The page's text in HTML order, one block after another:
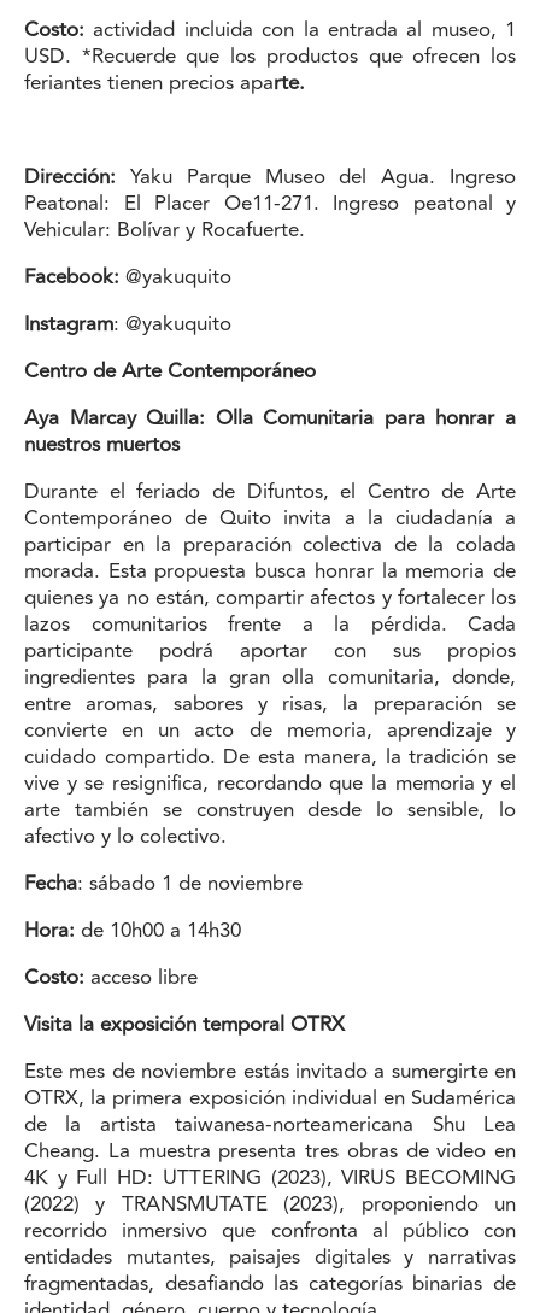
Costo:actividad incluida con la entrada al museo, 1
USD. *Recuerde que los productos que ofrecen los
feriantes tienen precios aparte.
Dirección: Yaku Parque Museo del Agua. Ingreso
Peatonal: El Placer Oe11-271. Ingreso peatonal y
Vehicular: Bolívar y Rocafuerte.
Facebook: @yakuquito
Instagram: @yakuquito
Centro de Arte Contemporáneo
Aya Marcay Quilla: Olla Comunitaria para honrar a
nuestros muertos
Durante el feriado de Difuntos, el Centro de Arte
Contemporáneo de Quito invita a la ciudadanía a
participar en la preparación colectiva de la colada
morada. Esta propuesta busca honrar la memoria de
quienes ya no están, compartir afectos y fortalecer los
lazos comunitarios frente a la pérdida. Cada
participante podrá aportar con sus propios
ingredientes para la gran olla comunitaria, donde,
entre aromas, sabores y risas, la preparación se
convierte en un acto de memoria, aprendizaje y
cuidado compartido. De esta manera, la tradición se
vive y se resignifica, recordando que la memoria y el
arte también se construyen desde lo sensible, lo
afectivo y lo colectivo.
Fecha: sábado 1 de noviembre
Hora: de 10h00 a 14h30
Costo: acceso libre
Visita la exposición temporal OTRX
Este mes de noviembre estás invitado a sumergirte en
OTRX, la primera exposición individual en Sudamérica
de la artista taiwanesa-norteamericana Shu Lea
Cheang. La muestra presenta tres obras de video en
4K y Full HD: UTTERING (2023), VIRUS BECOMING
(2022) y TRANSMUTATE (2023), proponiendo un
recorrido inmersivo que confronta al público con
entidades mutantes, paisajes digitales y narrativas
fragmentadas, desafiando las categorías binarias de